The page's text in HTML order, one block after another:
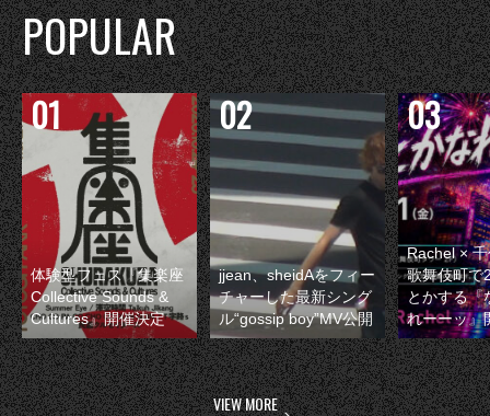
POPULAR
体験型フェス『集楽座
Collective Sounds &
Cultures』開催決定
jjean、sheidAをフィー
チャーした最新シング
ル“gossip boy”MV公開
Rachel ×
歌舞伎町で
とかする『
れーーッ』
VIEW MORE